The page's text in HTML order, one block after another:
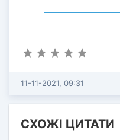
11-11-2021, 09:31
СХОЖІ ЦИТАТИ